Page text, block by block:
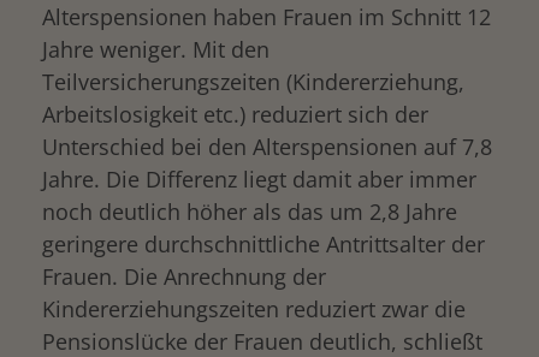
Alterspensionen haben Frauen im Schnitt 12
Jahre weniger. Mit den
Teilversicherungszeiten (Kindererziehung,
Arbeitslosigkeit etc.) reduziert sich der
Unterschied bei den Alterspensionen auf 7,8
Jahre. Die Differenz liegt damit aber immer
noch deutlich höher als das um 2,8 Jahre
geringere durchschnittliche Antrittsalter der
Frauen. Die Anrechnung der
Kindererziehungszeiten reduziert zwar die
Pensionslücke der Frauen deutlich, schließt